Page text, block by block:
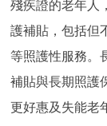
殘疾證的老年人
護補貼，包括但
等照護性服務。
補貼與長期照護
更好惠及失能老